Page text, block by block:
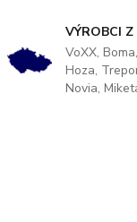
VÝROBCI Z
VoXX,
Hoza,
Novia,